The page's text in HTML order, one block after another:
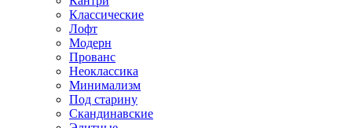
Классические
Лофт
Модерн
Прованс
Неоклассика
Минимализм
Под старину
Скандинавские